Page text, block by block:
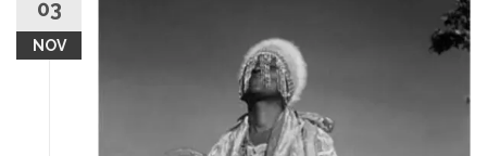
content
03
NOV